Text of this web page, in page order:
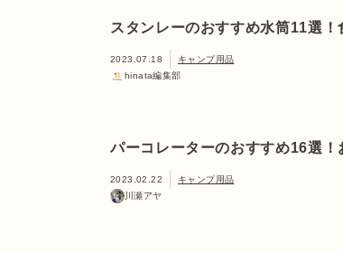
スタンレーのおすすめ水筒11選
2023.07.18
キャンプ用品
hinata編集部
パーコレーターのおすすめ16選
2023.02.22
キャンプ用品
川瀬アヤ